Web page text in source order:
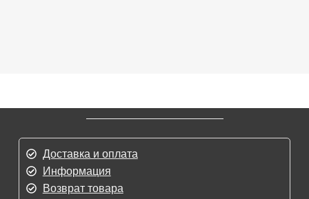
Доставка и оплата
Информация
Возврат товара